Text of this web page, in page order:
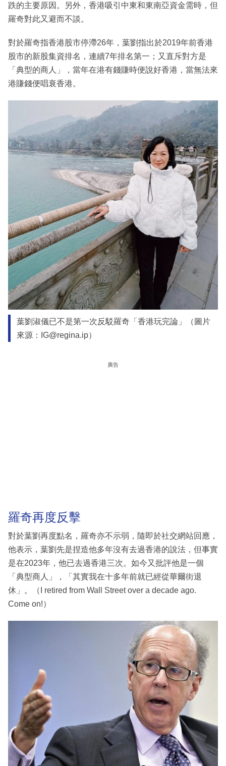
跌的主要原因。另外，香港吸引中東和東南亞資金需時，但
羅奇對此又避而不談。
對於羅奇指香港股市停滯26年，葉劉指出於2019年前香港
股市的新股集資排名，連續7年排名第一；又直斥對方是
「典型的商人」，當年在港有錢賺時便說好香港，當無法來
港賺錢便唱衰香港。
葉劉淑儀已不是第一次反駁羅奇「香港玩完論」（圖片
來源：IG@regina.ip）
廣告
羅奇再度反擊
對於葉劉再度點名，羅奇亦不示弱，隨即於社交網站回應，
他表示，葉劉先是捏造他多年沒有去過香港的說法，但事實
是在2023年，他已去過香港三次。如今又批評他是一個
「典型商人」，「其實我在十多年前就已經從華爾街退
休」。（I retired from Wall Street over a decade ago.
Come on!）